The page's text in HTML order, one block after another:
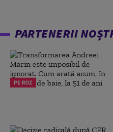
PARTENERII
PE ROZ